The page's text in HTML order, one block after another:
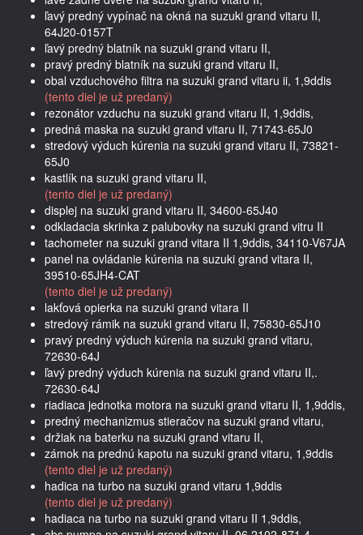
ľavý predný vypínač na okná na suzuki grand vitaru II,
64J20-0157T
ľavý predný blatník na suzuki grand vitaru II,
pravý predný blatník na suzuki grand vitaru II,
obal vzduchového filtra na suzuki grand vitaru ii, 1,9ddis
(tento diel je už predaný)
rezonátor vzduchu na suzuki grand vitaru II, 1,9ddis,
predná maska na suzuki grand vitaru II, 71743-65J0
stredový výduch kúrenia na suzuki grand vitaru II, 73821-
65J0
kastlík na suzuki grand vitaru II,
(tento diel je už predaný)
displej na suzuki grand vitaru II, 34600-65J40
odkladacia skrinka z palubovky na suzuki grand vitru II
tachometer na suzuki grand vitara II 1,9ddis, 34110-V67JA
panel na ovládanie kúrenia na suzuki grand vitara II,
39510-65JH4-CAT
(tento diel je už predaný)
lakťová opierka na suzuki grand vitara II
stredový rámik na suzuki grand vitaru II, 75830-65J10
pravý predný výduch kúrenia na suzuki grand vitaru,
72630-64J
ľavý predný výduch kúrenia na suzuki grand vitaru II,.
72630-64J
riadiaca jednotka motora na suzuki grand vitaru II, 1,9ddis,
predný mechanizmus stieračov na suzuki grand vitaru,
držiak na baterku na suzuki grand vitaru II,
zámok na prednú kapotu na suzuki grand vitaru, 1,9ddis
(tento diel je už predaný)
hadica na turbo na suzuki grand vitaru 1,9ddis
(tento diel je už predaný)
hadiaca na turbo na suzuki grand vitaru II 1,9ddis,